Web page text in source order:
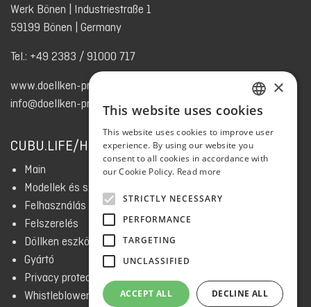
Werk Bönen | Industriestraße 1
59199 Bönen | Germany
Tel.: +49 2383 / 91000 717
www.doellken-profiles.com
info@doellken-profiles.com
CUBU.LIFE/HU
Main
Modellek és színek
Felhasználás
Felszerelés
Döllken eszközök
Gyártó
Privacy protection
Whistleblower system
ENGLISH
RUSSIAN
POLISH
UKRAINIAN
ENGLISH
×
This website uses cookies
This website uses cookies to improve user
experience. By using our website you
consent to all cookies in accordance with
our Cookie Policy. Read more
STRICTLY NECESSARY
PERFORMANCE
TARGETING
UNCLASSIFIED
ACCEPT ALL DECLINE ALL